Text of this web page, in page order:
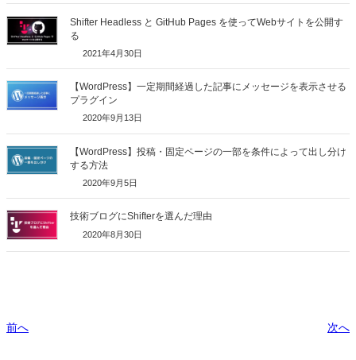
Shifter Headless と GitHub Pages を使ってWebサイトを公開す
る
2021年4月30日
【WordPress】一定期間経過した記事にメッセージを表示させる
プラグイン
2020年9月13日
【WordPress】投稿・固定ページの一部を条件によって出し分け
する方法
2020年9月5日
技術ブログにShifterを選んだ理由
2020年8月30日
前へ 次へ